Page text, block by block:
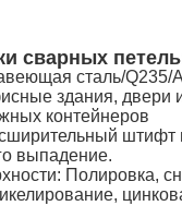
сварных
сталь/Q235/
здания, двери
контейнеров
штифт
выпадение.
Полировка,